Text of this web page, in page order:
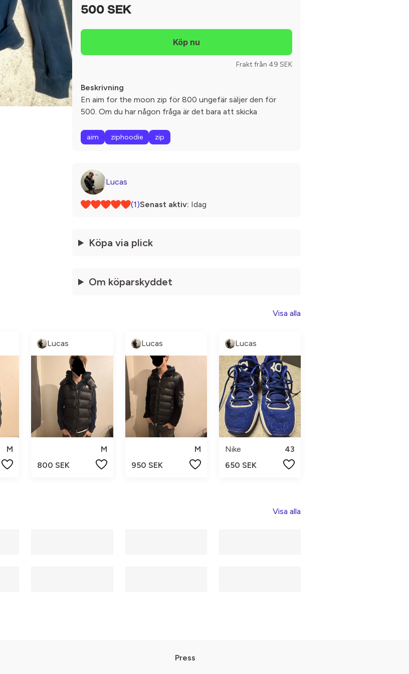
500 SEK
Frakt från 49 SEK
Beskrivning
En aim for the moon zip för 800 ungefär säljer den för
500. Om du har någon fråga är det bara att skicka
aim ziphoodie zip
Lucas
(1)Senast aktiv: Idag
Köpa via plick
Om köparskyddet
Visa alla
M
Lucas
M
800 SEK
Lucas
M
950 SEK
Lucas
Nike
43
650 SEK
Visa alla
Press